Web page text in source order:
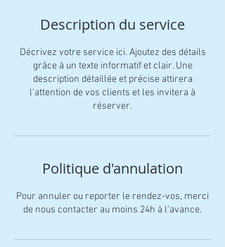
Description du service
Décrivez votre service ici. Ajoutez des détails
grâce à un texte informatif et clair. Une
description détaillée et précise attirera
l'attention de vos clients et les invitera à
réserver.
Politique d'annulation
Pour annuler ou reporter le rendez-vos, merci
de nous contacter au moins 24h à l'avance.